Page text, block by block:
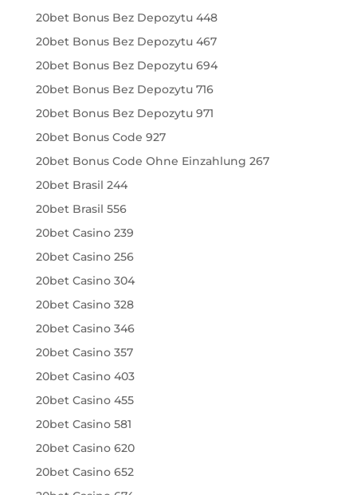
20bet Bonus Bez Depozytu 448
20bet Bonus Bez Depozytu 467
20bet Bonus Bez Depozytu 694
20bet Bonus Bez Depozytu 716
20bet Bonus Bez Depozytu 971
20bet Bonus Code 927
20bet Bonus Code Ohne Einzahlung 267
20bet Brasil 244
20bet Brasil 556
20bet Casino 239
20bet Casino 256
20bet Casino 304
20bet Casino 328
20bet Casino 346
20bet Casino 357
20bet Casino 403
20bet Casino 455
20bet Casino 581
20bet Casino 620
20bet Casino 652